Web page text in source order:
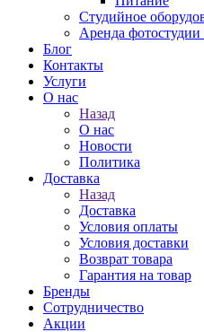
Студийное
Аренда
Блог
Контакты
Услуги
О нас
Назад
О нас
Новости
Политика
Доставка
Назад
Доставка
Условия оплаты
Условия доставки
Возврат товара
Гарантия на товар
Бренды
Сотрудничество
Акции